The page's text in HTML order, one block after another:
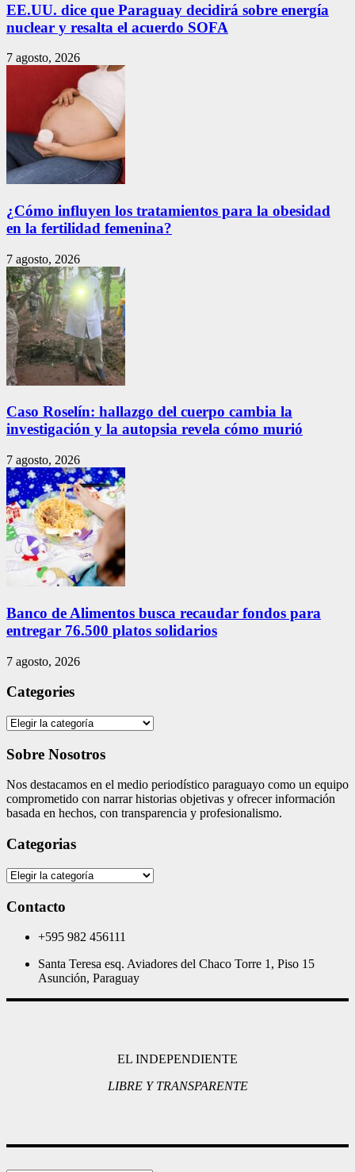
EE.UU. dice que Paraguay decidirá sobre energía
nuclear y resalta el acuerdo SOFA
7 agosto, 2026
¿Cómo influyen los tratamientos para la obesidad
en la fertilidad femenina?
7 agosto, 2026
Caso Roselín: hallazgo del cuerpo cambia la
investigación y la autopsia revela cómo murió
7 agosto, 2026
Banco de Alimentos busca recaudar fondos para
entregar 76.500 platos solidarios
7 agosto, 2026
Categories
Categories
Sobre Nosotros
Nos destacamos en el medio periodístico paraguayo como un equipo
comprometido con narrar historias objetivas y ofrecer información
basada en hechos, con transparencia y profesionalismo.
Categorias
Categorias
Contacto
+595 982 456111
Santa Teresa esq. Aviadores del Chaco Torre 1, Piso 15
Asunción, Paraguay
EL INDEPENDIENTE
LIBRE Y TRANSPARENTE